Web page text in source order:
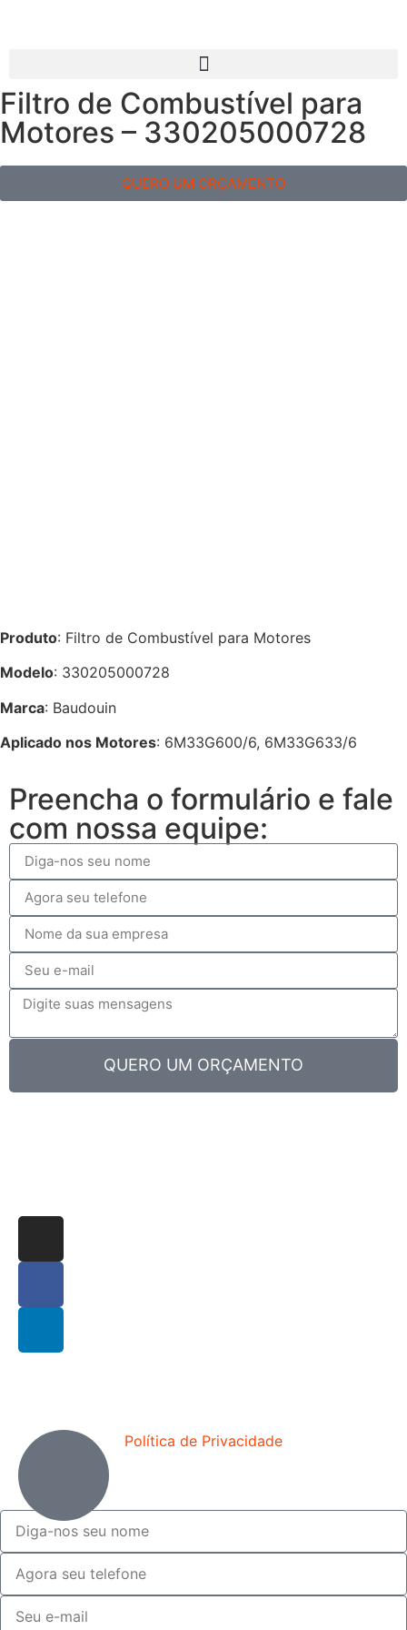
Filtro de Combustível para
Motores – 330205000728
QUERO UM ORÇAMENTO
Produto: Filtro de Combustível para Motores
Modelo: 330205000728
Marca: Baudouin
Aplicado nos Motores: 6M33G600/6, 6M33G633/6
Preencha o formulário e fale
com nossa equipe:
QUERO UM ORÇAMENTO
Política de Privacidade